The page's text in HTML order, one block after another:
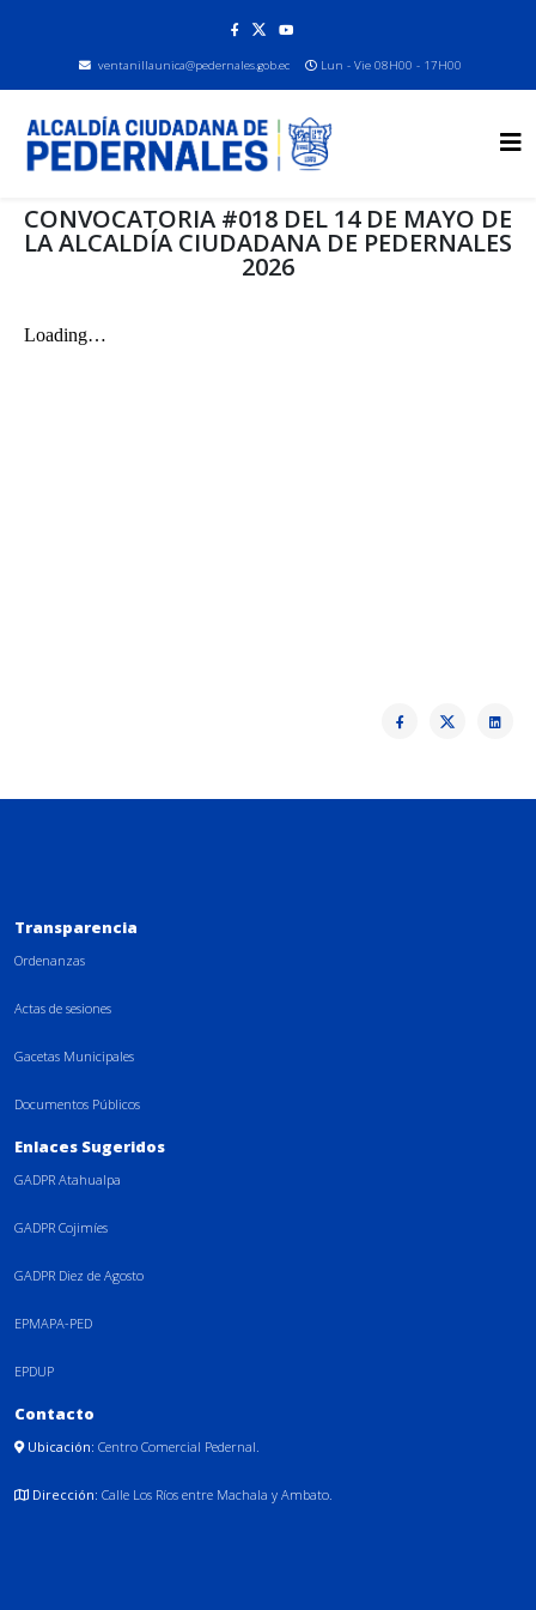
ventanillaunica@pedernales.gob.ec Lun - Vie 08H00 - 17H00
CONVOCATORIA #018 DEL 14 DE MAYO DE
LA ALCALDÍA CIUDADANA DE PEDERNALES
2026
Transparencia
Ordenanzas
Actas de sesiones
Gacetas Municipales
Documentos Públicos
Enlaces Sugeridos
GADPR Atahualpa
GADPR Cojimíes
GADPR Diez de Agosto
EPMAPA-PED
EPDUP
Contacto
Ubicación: Centro Comercial Pedernal.
Dirección: Calle Los Ríos entre Machala y Ambato.